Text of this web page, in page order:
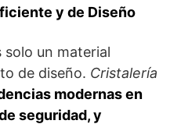
y de Diseño
solo un material
de diseño. Cristalería
modernas en
seguridad, y